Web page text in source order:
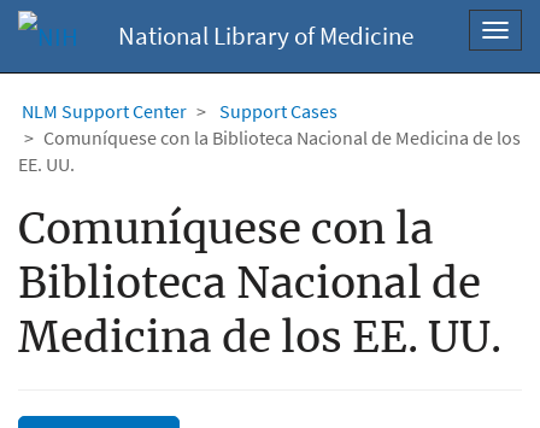
National Library of Medicine
NLM Support Center
Support Cases
Comuníquese con la Biblioteca Nacional de Medicina de los
EE. UU.
Comuníquese con la
Biblioteca Nacional de
Medicina de los EE. UU.